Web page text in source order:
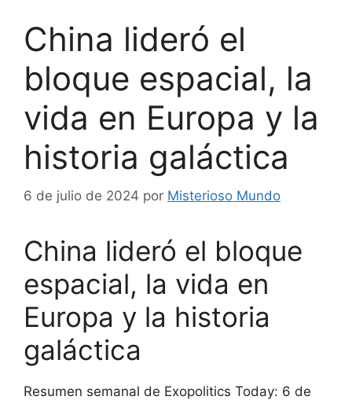
China lideró el
bloque espacial, la
vida en Europa y la
historia galáctica
6 de julio de 2024 por Misterioso Mundo
China lideró el bloque
espacial, la vida en
Europa y la historia
galáctica
Resumen semanal de Exopolitics Today: 6 de